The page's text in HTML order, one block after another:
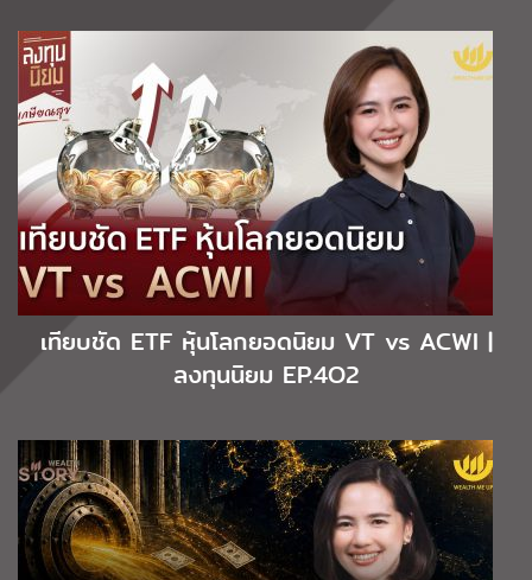
เทียบชัด ETF หุ้นโลกยอดนิยม VT vs ACWI |
ลงทุนนิยม EP.4O2